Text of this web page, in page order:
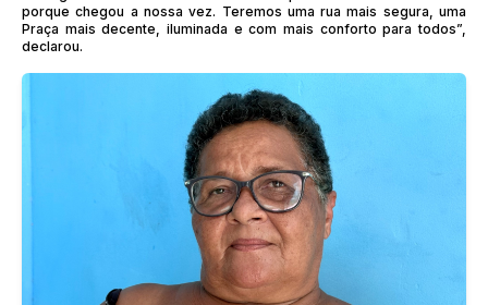
porque chegou a nossa vez. Teremos uma rua mais segura, uma
Praça mais decente, iluminada e com mais conforto para todos”,
declarou.